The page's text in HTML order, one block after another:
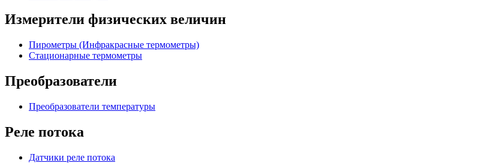
Измерители физических величин
Пирометры (Инфракрасные термометры)
Стационарные термометры
Преобразователи
Преобразователи температуры
Реле потока
Датчики реле потока